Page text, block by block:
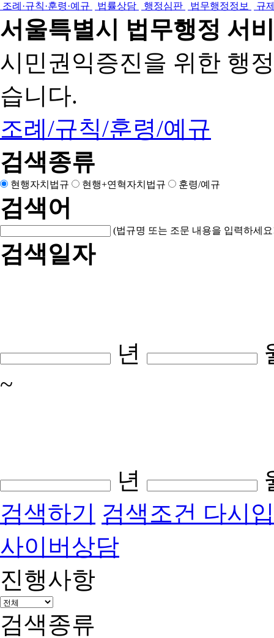
조례·규칙·훈령·예규 법률상담 행정심판 법무행정정보 규
서울특별시 법무행정 서
시민권익증진을 위한 행
습니다.
조례/규칙/훈령/예규
검색종류
현행자치법규 현행+연혁자치법규 훈령/예규
검색어
(법규명 또는 조문 내용을 입력하세
검색일자
년
~
년
검색하기 검색조건 다시
사이버상담
진행사항
검색종류